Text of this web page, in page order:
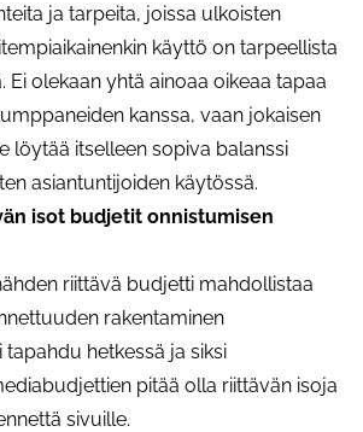
ja tarpeita, joissa ulkoisten
käyttö on tarpeellista
Ei olekaan yhtä ainoaa oikeaa tapaa
kanssa, vaan jokaisen
löytää itselleen sopiva balanssi
asiantuntijoiden käytössä.
isot budjetit onnistumisen
riittävä budjetti mahdollistaa
rakentaminen
hetkessä ja siksi
pitää olla riittävän isoja
sivuille.